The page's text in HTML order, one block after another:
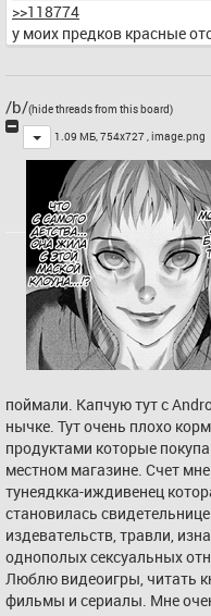
>>118774
у моих предков красные
/b/(hide threads from this board)
Toggle
1.09 МБ, 754x727 ,image.png
поймали. Капчую тут с
нычке. Тут очень плохо
продуктами которые
местном магазине. Счет
тунеядкка-иждивенец
становилась
издевательств, травли,
однополых сексуальных
Люблю видеоигры, читать
фильмы и сериалы. Мне